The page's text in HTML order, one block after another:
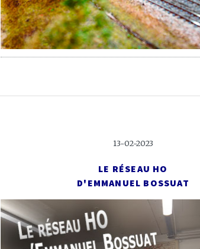
13-02-2023
LE RÉSEAU HO
D'EMMANUEL BOSSUAT